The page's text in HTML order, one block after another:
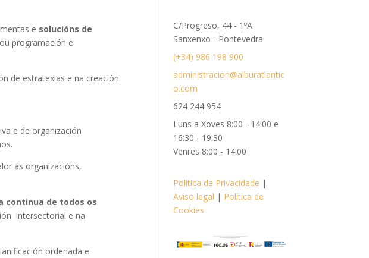
e solucións de
programación e
de estratexias e na creación
e de organización
ás organizacións,
continua de todos os
intersectorial e na
ordenada e
C/Progreso, 44 - 1ºA
Sanxenxo - Pontevedra
(+34) 986 198 900
administracion@alburatlantic
o.com
624 244 954
Luns a Xoves 8:00 - 14:00 e
16:30 - 19:30
Venres 8:00 - 14:00
Política de Privacidade |
Aviso legal | Política de
Cookies